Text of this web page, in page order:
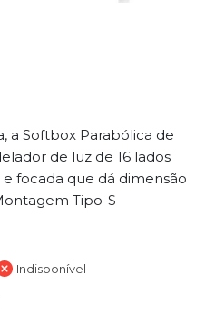
a Softbox Parabólica de
de luz de 16 lados
focada que dá dimensão
Tipo-S
Indisponível